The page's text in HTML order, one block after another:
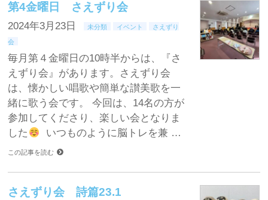
第4金曜日 さえずり会
2024年3月23日 未分類 イベント さえずり
会
毎月第４金曜日の10時半からは、『さ
えずり会』があります。さえずり会
は、懐かしい唱歌や簡単な讃美歌を一
緒に歌う会です。 今回は、14名の方が
参加してくださり、楽しい会となりま
した
いつものように脳トレを兼 …
この記事を読む
さえずり会 詩篇23.1